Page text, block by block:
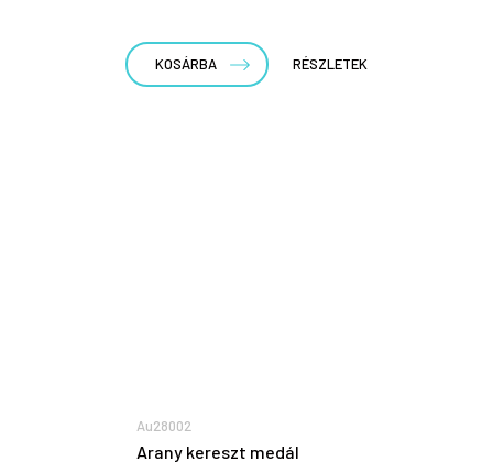
KOSÁRBA RÉSZLETEK
Au28002
Arany kereszt medál